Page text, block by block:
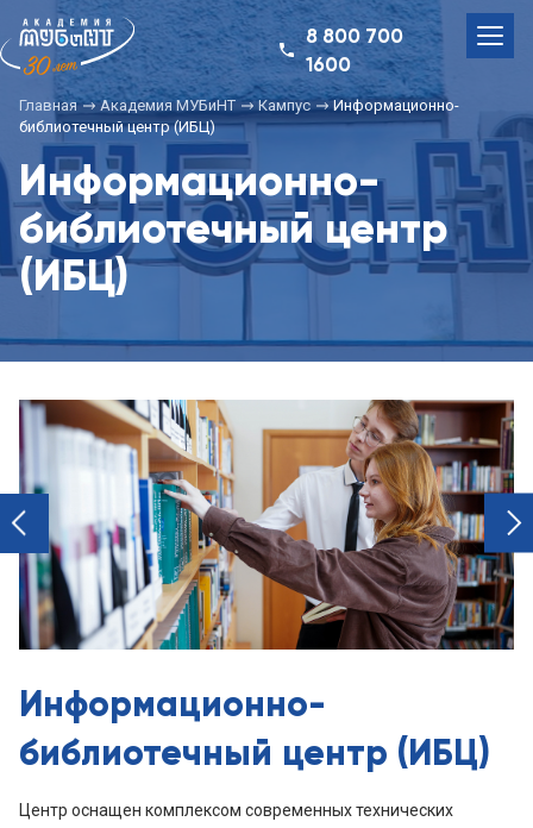
8 800 700
1600
Главная Академия МУБиНТ Кампус
Информационно-
библиотечный центр (ИБЦ)
Информационно-
библиотечный центр
(ИБЦ)
prev
next
Информационно-
библиотечный центр (ИБЦ)
Центр оснащен комплексом современных технических